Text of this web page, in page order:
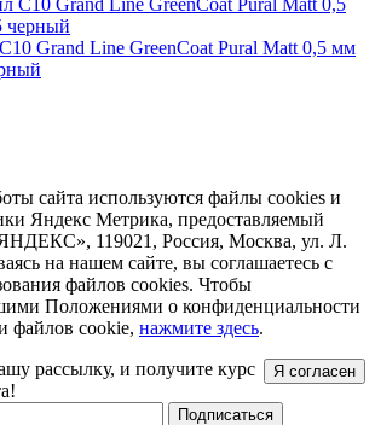
Grand Line GreenCoat Pural Matt 0,5 мм
сайта используются файлы cookies и
Яндекс Метрика, предоставляемый
119021, Россия, Москва, ул. Л.
на нашем сайте, вы соглашаетесь с
файлов cookies. Чтобы
Положениями о конфиденциальности
файлов cookie, нажмите здесь.
Я согласен
рассылку, и получите курс